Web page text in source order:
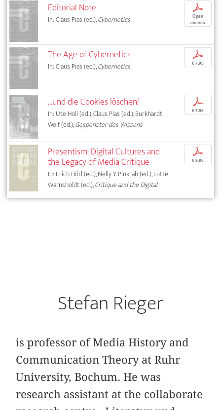
Editorial Note
In: Claus Pias (ed.),Cybernetics
p
Open
access
The Age of Cybernetics
In: Claus Pias (ed.),Cybernetics
p
€ 7,95
...und die Cookies löschen!
In: Ute Holl (ed.), Claus Pias (ed.), Burkhardt
Wolf (ed.),Gespenster des Wissens
p
€ 7,95
Presentism: Digital Cultures and
the Legacy of Media Critique
In: Erich Hörl (ed.), Nelly Y. Pinkrah (ed.), Lotte
Warnsholdt (ed.),Critique and the Digital
p
€ 9,95
Stefan Rieger
is professor of Media History and
Communication Theory at Ruhr
University, Bochum. He was
research assistant at the collaborate